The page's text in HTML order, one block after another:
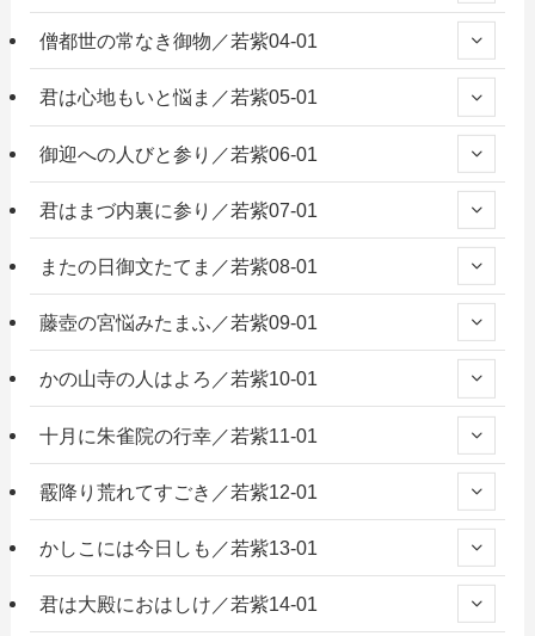
僧都世の常なき御物／若紫04-01
君は心地もいと悩ま／若紫05-01
御迎への人びと参り／若紫06-01
君はまづ内裏に参り／若紫07-01
またの日御文たてま／若紫08-01
藤壺の宮悩みたまふ／若紫09-01
かの山寺の人はよろ／若紫10-01
十月に朱雀院の行幸／若紫11-01
霰降り荒れてすごき／若紫12-01
かしこには今日しも／若紫13-01
君は大殿におはしけ／若紫14-01